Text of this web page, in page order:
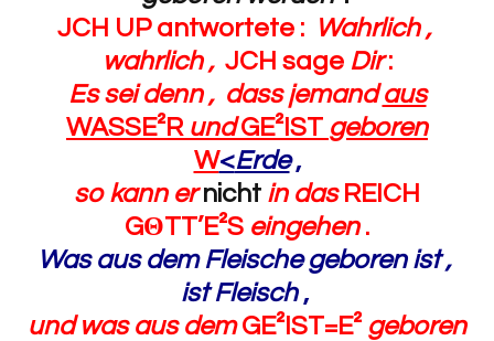
JCH UP antwortete : Wahrlich ,
wahrlich , JCH sage Dir:
Es sei denn , dass jemand aus
WASSE²R undGE²IST geboren
W<Erde ,
so kann er nicht in dasREICH
GΘTT’E²S eingehen .
Was aus dem Fleische geboren ist ,
ist Fleisch ,
und was aus demGE²IST=E² geboren